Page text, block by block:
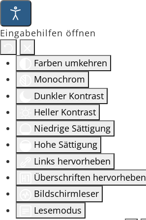
Eingabehilfen öffnen
Farben umkehren
Monochrom
Dunkler Kontrast
Heller Kontrast
Niedrige Sättigung
Hohe Sättigung
Links hervorheben
Überschriften hervorheben
Bildschirmleser
Lesemodus